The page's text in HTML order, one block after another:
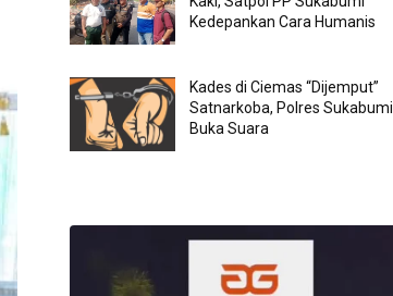
Kedepankan Cara Humanis
Kades di Ciemas “Dijemput”
Satnarkoba, Polres Sukabumi
Buka Suara